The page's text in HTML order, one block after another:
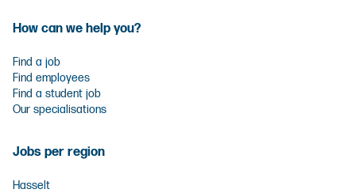
How can we help you?
Find a job
Find employees
Find a student job
Our specialisations
Jobs per region
Hasselt